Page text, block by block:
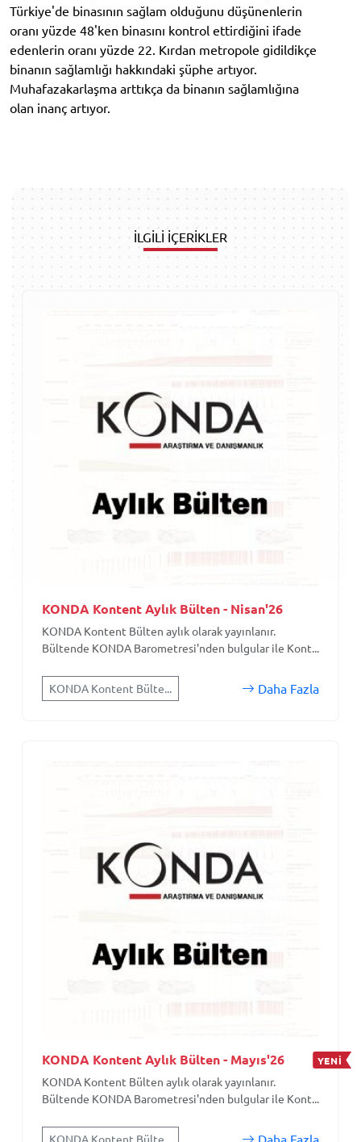
Türkiye'de binasının sağlam olduğunu düşünenlerin
oranı yüzde 48'ken binasını kontrol ettirdiğini ifade
edenlerin oranı yüzde 22. Kırdan metropole gidildikçe
binanın sağlamlığı hakkındaki şüphe artıyor.
Muhafazakarlaşma arttıkça da binanın sağlamlığına
olan inanç artıyor.
İLGİLİ İÇERİKLER
KONDA Kontent Aylık Bülten - Nisan'26
KONDA Kontent Bülten aylık olarak yayınlanır.
Bültende KONDA Barometresi'nden bulgular ile Kont...
KONDA Kontent Bülte... Daha Fazla
KONDA Kontent Aylık Bülten - Mayıs'26 YENİ
KONDA Kontent Bülten aylık olarak yayınlanır.
Bültende KONDA Barometresi'nden bulgular ile Kont...
KONDA Kontent Bülte... Daha Fazla